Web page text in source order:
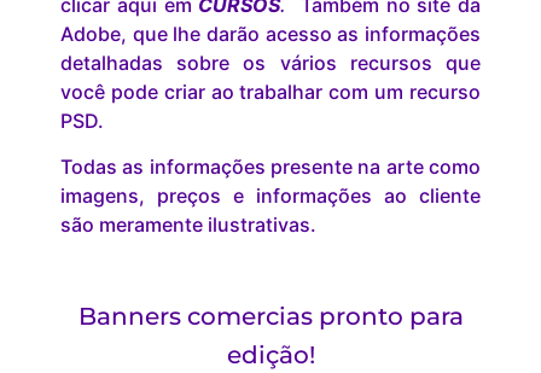
Adobe, que lhe darão acesso as informações
detalhadas sobre os vários recursos que
você pode criar ao trabalhar com um recurso
PSD.
Todas as informações presente na arte como
imagens, preços e informações ao cliente
são meramente ilustrativas.
Banners comercias pronto para
edição!